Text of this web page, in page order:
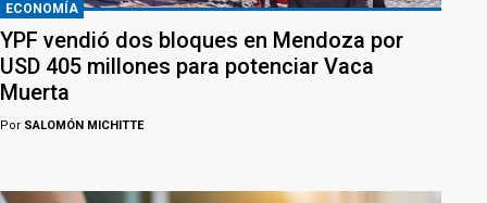
ECONOMÍA
YPF vendió dos bloques en Mendoza por
USD 405 millones para potenciar Vaca
Muerta
Por SALOMÓN MICHITTE